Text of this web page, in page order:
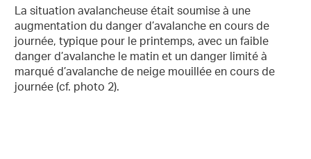
La situation avalancheuse était soumise à une
augmentation du danger d’avalanche en cours de
journée, typique pour le printemps, avec un faible
danger d’avalanche le matin et un danger limité à
marqué d’avalanche de neige mouillée en cours de
journée (cf. photo 2).